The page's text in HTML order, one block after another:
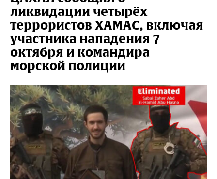
ликвидации четырёх
террористов ХАМАС, включая
участника нападения 7
октября и командира
морской полиции